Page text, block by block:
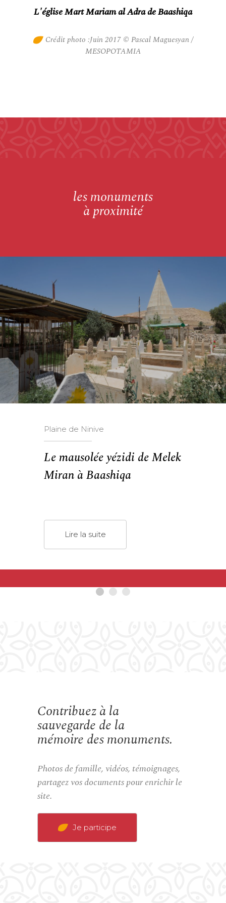
L'église Mart Mariam al Adra de Baashiqa
Crédit photo :Juin 2017 © Pascal Maguesyan /
MESOPOTAMIA
les monuments
à proximité
Plaine de Ninive
Le mausolée yézidi de Melek
Miran à Baashiqa
Lire la suite
Contribuez à la
sauvegarde de la
mémoire des monuments.
Photos de famille, vidéos, témoignages,
partagez vos documents pour enrichir le
site.
Je participe